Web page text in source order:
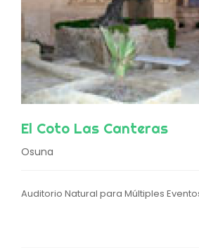
El Coto Las Canteras
Osuna
Auditorio Natural para Múltiples